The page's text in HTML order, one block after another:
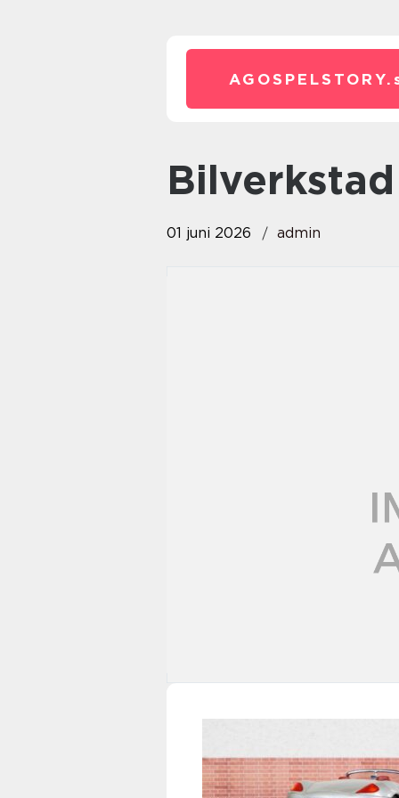
AGOSPELSTORY.
01 juni 2026 admin